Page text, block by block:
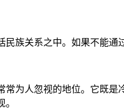
族关系之中。如果不能
为人忽视的地位。它既